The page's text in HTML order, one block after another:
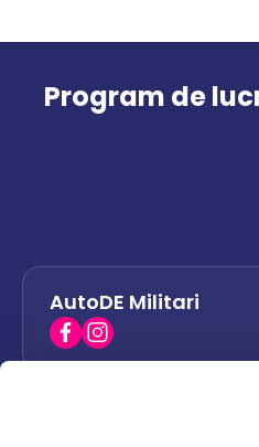
Program de
AutoDE Militari